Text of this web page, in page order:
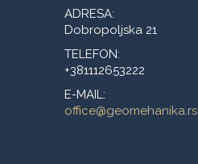
ADRESA:
Dobropoljska 21
TELEFON:
+381112653222
E-MAIL:
office@geomehanika.rs